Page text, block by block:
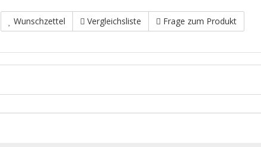
Wunschzettel Vergleichsliste Frage zum Produkt